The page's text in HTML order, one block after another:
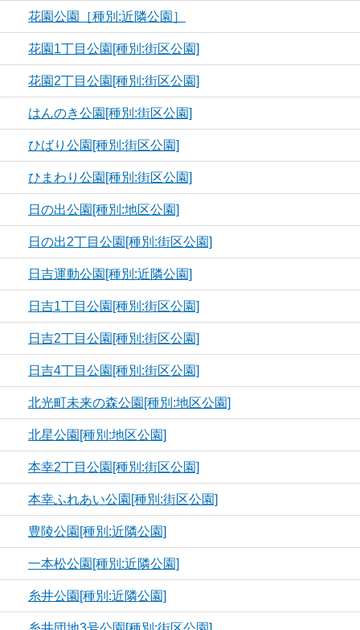
花園公園［種別:近隣公園］
花園1丁目公園[種別:街区公園]
花園2丁目公園[種別:街区公園]
はんのき公園[種別:街区公園]
ひばり公園[種別:街区公園]
ひまわり公園[種別:街区公園]
日の出公園[種別:地区公園]
日の出2丁目公園[種別:街区公園]
日吉運動公園[種別:近隣公園]
日吉1丁目公園[種別:街区公園]
日吉2丁目公園[種別:街区公園]
日吉4丁目公園[種別:街区公園]
北光町未来の森公園[種別:地区公園]
北星公園[種別:地区公園]
本幸2丁目公園[種別:街区公園]
本幸ふれあい公園[種別:街区公園]
豊陵公園[種別:近隣公園]
一本松公園[種別:近隣公園]
糸井公園[種別:近隣公園]